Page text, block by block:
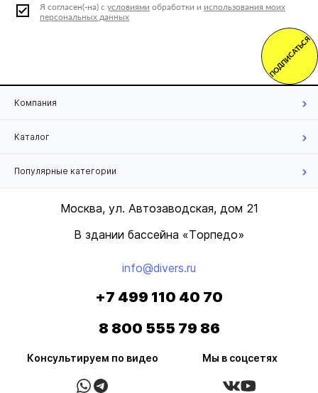
Я согласен(-на) с условиями обработки и использования моих
персональных данных
ПОДПИСАТЬСЯ
Компания
Каталог
Популярные категории
Москва, ул. Автозаводская, дом 21
В здании бассейна «Торпедо»
info@divers.ru
Консультируем по видео Мы в соцсетях
+7 499 110 40 70
8 800 555 79 86